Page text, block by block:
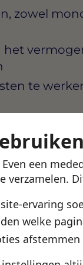
Even een
verzamelen.
ervaring
welke
zowel
het
te
en haar
Er is
in een
per week,